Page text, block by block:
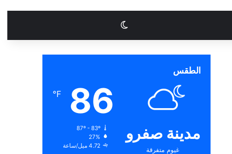
الوضع المظلم
الطقس
مدينة صفرو
غيوم متفرقة
86
℉
87º - 83º
27%
4.72 ميل/ساعة